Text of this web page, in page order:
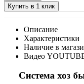
Купить в 1 клик
Описание
Характеристики
Наличие в
Видео
Система хоз